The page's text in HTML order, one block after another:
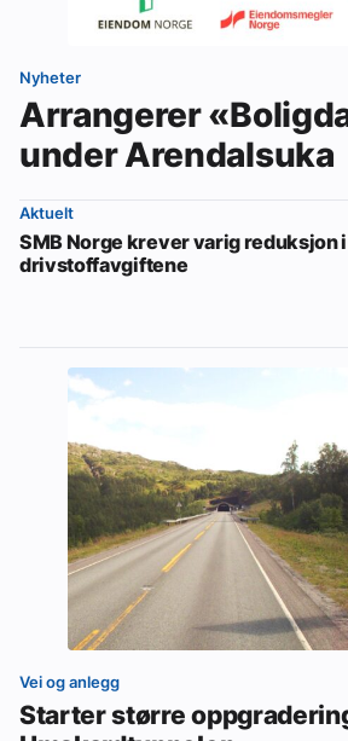
Nyheter
Arrangerer
under Arendalsuka
Aktuelt
SMB Norge krever varig reduksjon i
drivstoffavgiftene
Vei og anlegg
Starter større